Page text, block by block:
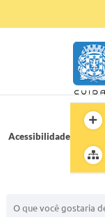
Acessibilidade